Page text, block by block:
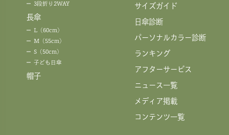
3段折り2WAY
長傘
L（60cm）
M（55cm）
S（50cm）
子ども日傘
帽子
サイズガイド
日傘診断
パーソナルカラー診断
ランキング
アフターサービス
ニュース一覧
メディア掲載
コンテンツ一覧